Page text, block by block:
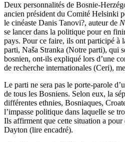
Deux personnalités de Bosnie-
ancien président du Comité Helsinki
le cinéaste Danis Tanovi?, auteur de
se lancer dans la politique pour en
pays. Pour ce faire, ils ont participé à
parti, Naša Stranka (Notre parti), qui
bosnien, ont-ils expliqué lors d’une
de recherche internationales (Ceri),
Le parti ne sera pas le porte-parole
de tous les Bosniens. Selon eux, la
différentes ethnies, Bosniaques,
l’impasse politique dans laquelle se
Ils affirment que cette situation a
Dayton (lire encadré).